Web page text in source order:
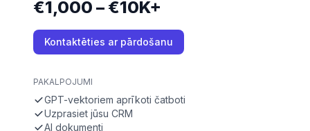
€1,000 – €10K+
Kontaktēties ar pārdošanu
PAKALPOJUMI
GPT-vektoriem aprīkoti čatboti
Uzprasiet jūsu CRM
AI dokumenti